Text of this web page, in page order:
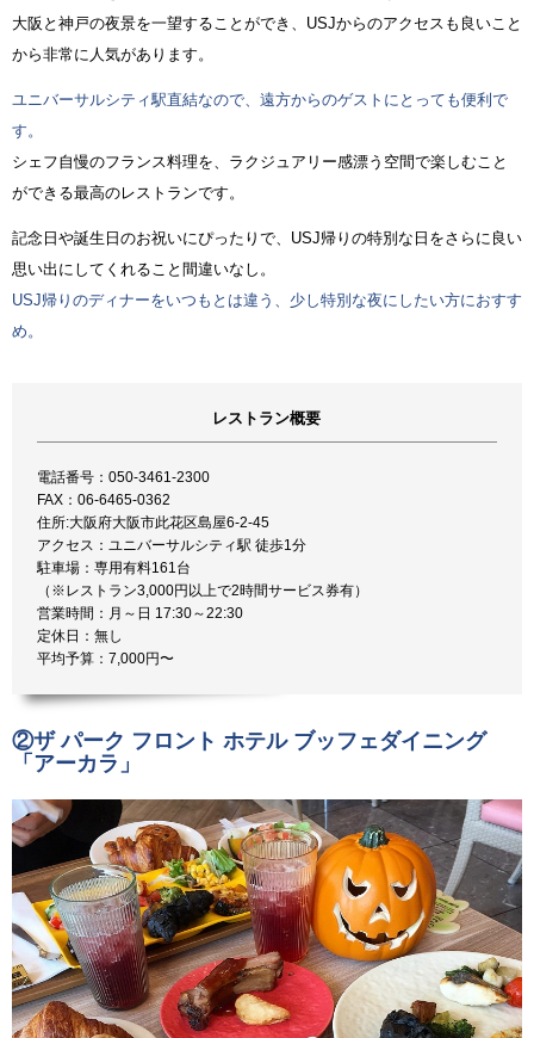
大阪と神戸の夜景を一望することができ、USJからのアクセスも良いこと
から非常に人気があります。
ユニバーサルシティ駅直結なので、遠方からのゲストにとっても便利で
す。
シェフ自慢のフランス料理を、ラクジュアリー感漂う空間で楽しむこと
ができる最高のレストランです。
記念日や誕生日のお祝いにぴったりで、USJ帰りの特別な日をさらに良い
思い出にしてくれること間違いなし。
USJ帰りのディナーをいつもとは違う、少し特別な夜にしたい方におすす
め。
レストラン概要
電話番号：050-3461-2300
FAX：06-6465-0362
住所:大阪府大阪市此花区島屋6-2-45
アクセス：ユニバーサルシティ駅 徒歩1分
駐車場：専用有料161台
（※レストラン3,000円以上で2時間サービス券有）
営業時間：月～日 17:30～22:30
定休日：無し
平均予算：7,000円〜
②ザ パーク フロント ホテル ブッフェダイニング
「アーカラ」